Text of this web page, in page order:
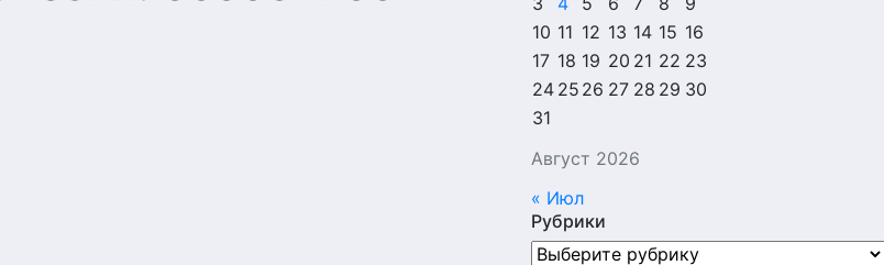
Август 2026
10 11 12 13 14 15 16
17 18 19 20 21 22 23
24 25 26 27 28 29 30
31
« Июл
Рубрики
Рубрики